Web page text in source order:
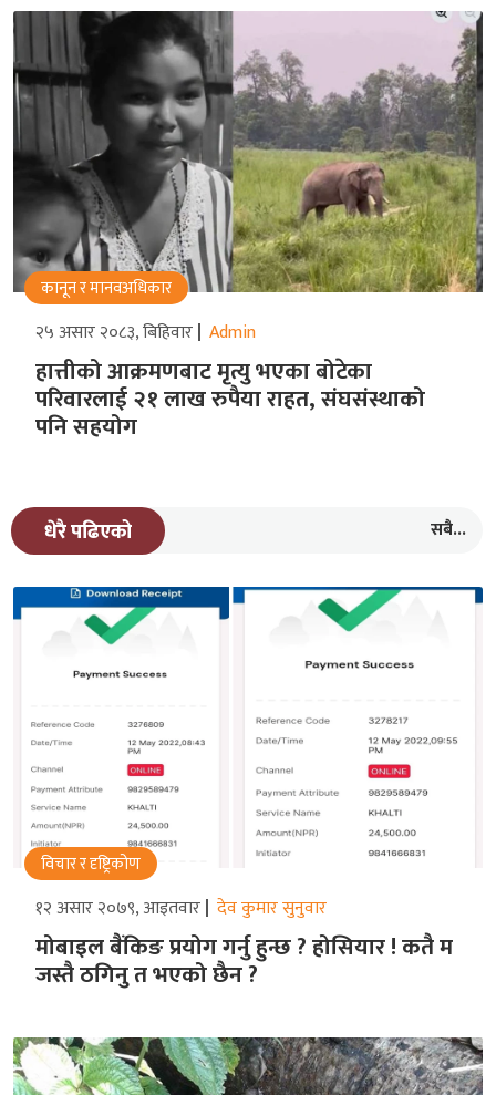
कानून र मानवअधिकार
२५ असार २०८३, बिहिवार Admin
हात्तीको आक्रमणबाट मृत्यु भएका बोटेका
परिवारलाई २१ लाख रुपैया राहत, संघसंस्थाको
पनि सहयोग
धेरै पढिएको सबै...
विचार र दृष्ट्रिकोण
१२ असार २०७९, आइतवार देव कुमार सुनुवार
मोबाइल बैंकिङ प्रयोग गर्नु हुन्छ ? होसियार ! कतै म
जस्तै ठगिनु त भएको छैन ?